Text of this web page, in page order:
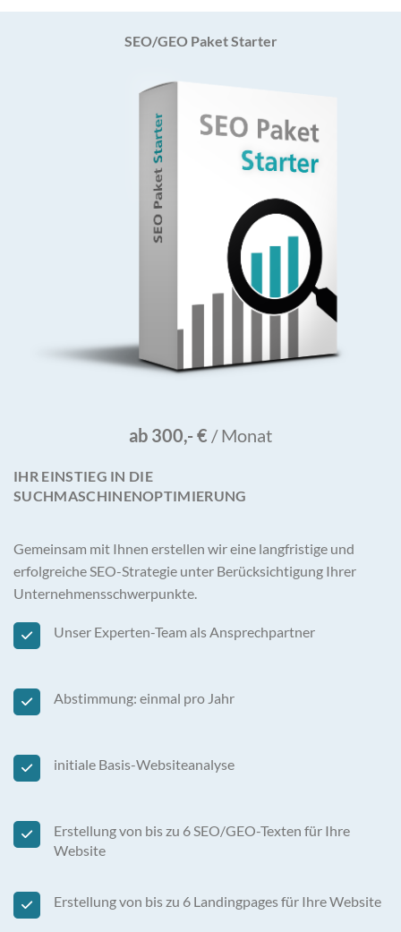
SEO/GEO Paket Starter
ab 300,- € / Monat
IHR EINSTIEG IN DIE
SUCHMASCHINENOPTIMIERUNG
Gemeinsam mit Ihnen erstellen wir eine langfristige und
erfolgreiche SEO-Strategie unter Berücksichtigung Ihrer
Unternehmensschwerpunkte.
Unser Experten-Team als Ansprechpartner
Abstimmung: einmal pro Jahr
initiale Basis-Websiteanalyse
Erstellung von bis zu 6 SEO/GEO-Texten für Ihre
Website
Erstellung von bis zu 6 Landingpages für Ihre Website